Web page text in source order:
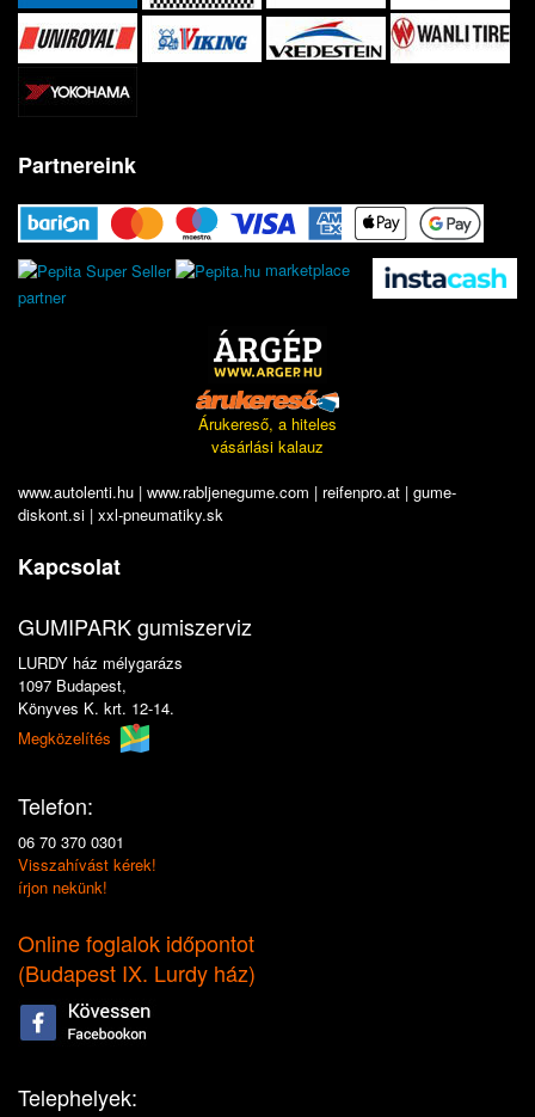
Partnereink
marketplace
partner
Árukereső, a hiteles
vásárlási kalauz
www.autolenti.hu | www.rabljenegume.com | reifenpro.at | gume-
diskont.si | xxl-pneumatiky.sk
Kapcsolat
GUMIPARK gumiszerviz
LURDY ház mélygarázs
1097 Budapest,
Könyves K. krt. 12-14.
Megközelítés
Telefon:
06 70 370 0301
Visszahívást kérek!
írjon nekünk!
Online foglalok időpontot
(Budapest IX. Lurdy ház)
Telephelyek: